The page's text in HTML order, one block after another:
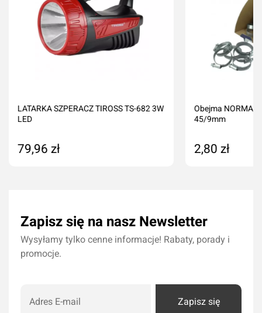
LATARKA SZPERACZ TIROSS TS-682 3W
LED
79,96 zł
Obejma NORMA
45/9mm
2,80 zł
Zapisz się na nasz Newsletter
Wysyłamy tylko cenne informacje! Rabaty, porady i
promocje.
Zapisz się